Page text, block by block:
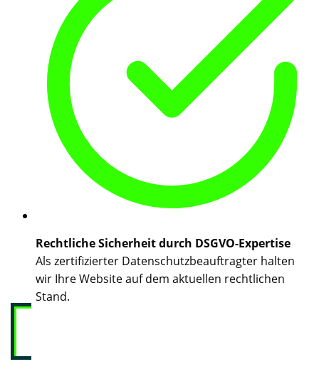
Rechtliche Sicherheit durch DSGVO-Expertise
Als zertifizierter Datenschutzbeauftragter halten
wir Ihre Website auf dem aktuellen rechtlichen
Stand.